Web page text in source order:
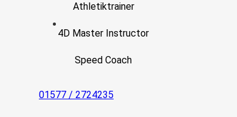
01577 / 2724235
Athletiktrainer
4D Master Instructor
Speed Coach